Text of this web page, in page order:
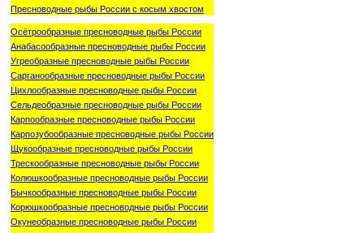
Пресноводные рыбы России с косым хвостом
Осётрообразные пресноводные рыбы России
Анабасообразные пресноводные рыбы России
Угреобразные пресноводные рыбы России
Сарганообразные пресноводные рыбы России
Цихлообразные пресноводные рыбы России
Сельдеобразные пресноводные рыбы России
Карпообразные пресноводные рыбы России
Карпозубообразные пресноводные рыбы России
Щукообразные пресноводные рыбы России
Трескообразные пресноводные рыбы России
Колюшкообразные пресноводные рыбы России
Бычкообразные пресноводные рыбы России
Корюшкообразные пресноводные рыбы России
Окунеобразные пресноводные рыбы России